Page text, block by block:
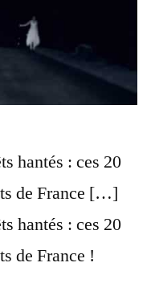
hantés : ces 20
de France […]
hantés : ces 20
de France !